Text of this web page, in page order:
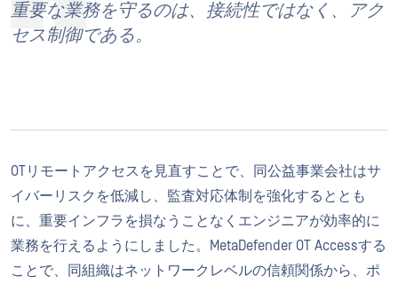
重要な業務を守るのは、接続性ではなく、アク
セス制御である。
OTリモートアクセスを見直すことで、同公益事業会社はサ
イバーリスクを低減し、監査対応体制を強化するととも
に、重要インフラを損なうことなくエンジニアが効率的に
業務を行えるようにしました。MetaDefender OT Accessする
ことで、同組織はネットワークレベルの信頼関係から、ポ